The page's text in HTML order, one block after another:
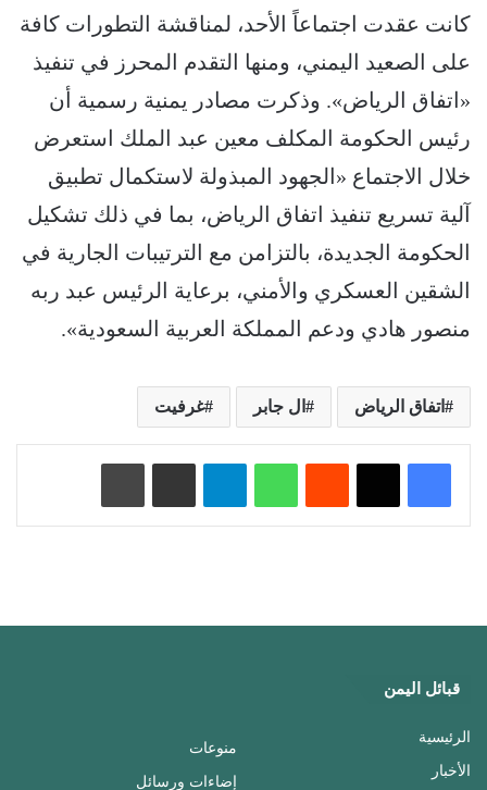
كانت عقدت اجتماعاً الأحد، لمناقشة التطورات كافة
على الصعيد اليمني، ومنها التقدم المحرز في تنفيذ
«اتفاق الرياض». وذكرت مصادر يمنية رسمية أن
رئيس الحكومة المكلف معين عبد الملك استعرض
خلال الاجتماع «الجهود المبذولة لاستكمال تطبيق
آلية تسريع تنفيذ اتفاق الرياض، بما في ذلك تشكيل
الحكومة الجديدة، بالتزامن مع الترتيبات الجارية في
الشقين العسكري والأمني، برعاية الرئيس عبد ربه
منصور هادي ودعم المملكة العربية السعودية».
اتفاق الرياض ال جابر غرفيت
واتساب تيلقرام
قبائل اليمن
الرئيسية
الأخبار
منوعات
إضاءات ورسائل